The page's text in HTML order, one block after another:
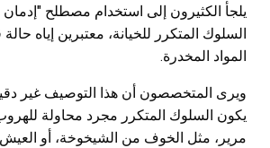
يلجأ الكثيرون إلى استخدام مصطلح "إدمان
السلوك المتكرر للخيانة، معتبرين إياه
المواد المخدرة.
ويرى المتخصصون أن هذا التوصيف غير دقيق
يكون السلوك المتكرر مجرد محاولة
مرير، مثل الخوف من الشيخوخة، أو العيش